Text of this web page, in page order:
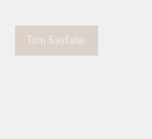
Tüm Sayfalar